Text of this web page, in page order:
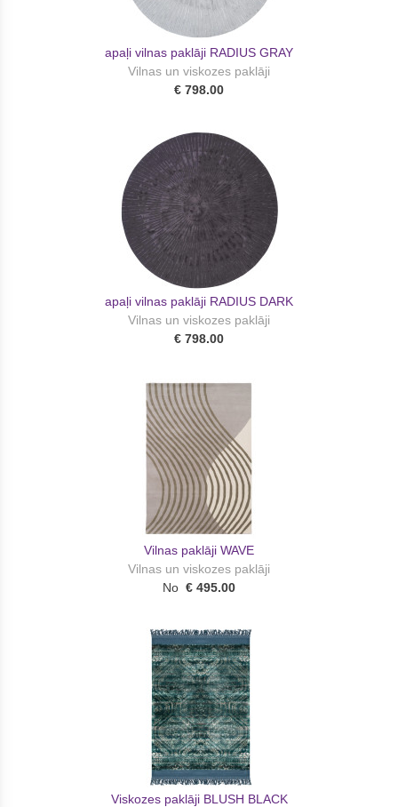
apaļi vilnas paklāji RADIUS GRAY
Vilnas un viskozes paklāji
€ 798.00
apaļi vilnas paklāji RADIUS DARK
Vilnas un viskozes paklāji
€ 798.00
Vilnas paklāji WAVE
Vilnas un viskozes paklāji
No € 495.00
Viskozes paklāji BLUSH BLACK